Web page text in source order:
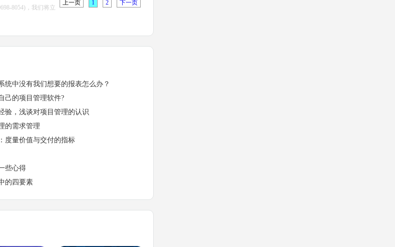
上一页 1 2 下一页
8054)，我们将立
统中没有我们想要的报表怎么办？
己的项目管理软件?
验，浅谈对项目管理的认识
的需求管理
度量价值与交付的指标
些心得
的四要素